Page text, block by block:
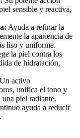
sensible y reactiva,
Ayuda a refinar la
la apariencia de
liso y uniforme.
la piel contra los
de hidratación,
Un activo
unifica el tono y
piel radiante.
ayuda a reducir